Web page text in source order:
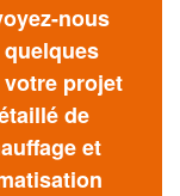
nous
projet
de
et